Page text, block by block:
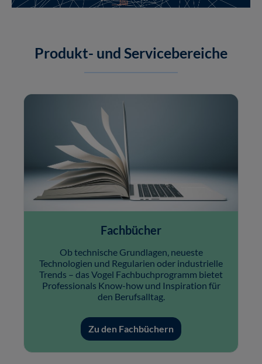
Produkt- und Servicebereiche
Fachbücher
Ob technische Grundlagen, neueste
Technologien und Regularien oder industrielle
Trends – das Vogel Fachbuchprogramm bietet
Professionals Know-how und Inspiration für
den Berufsalltag.
Zu den Fachbüchern